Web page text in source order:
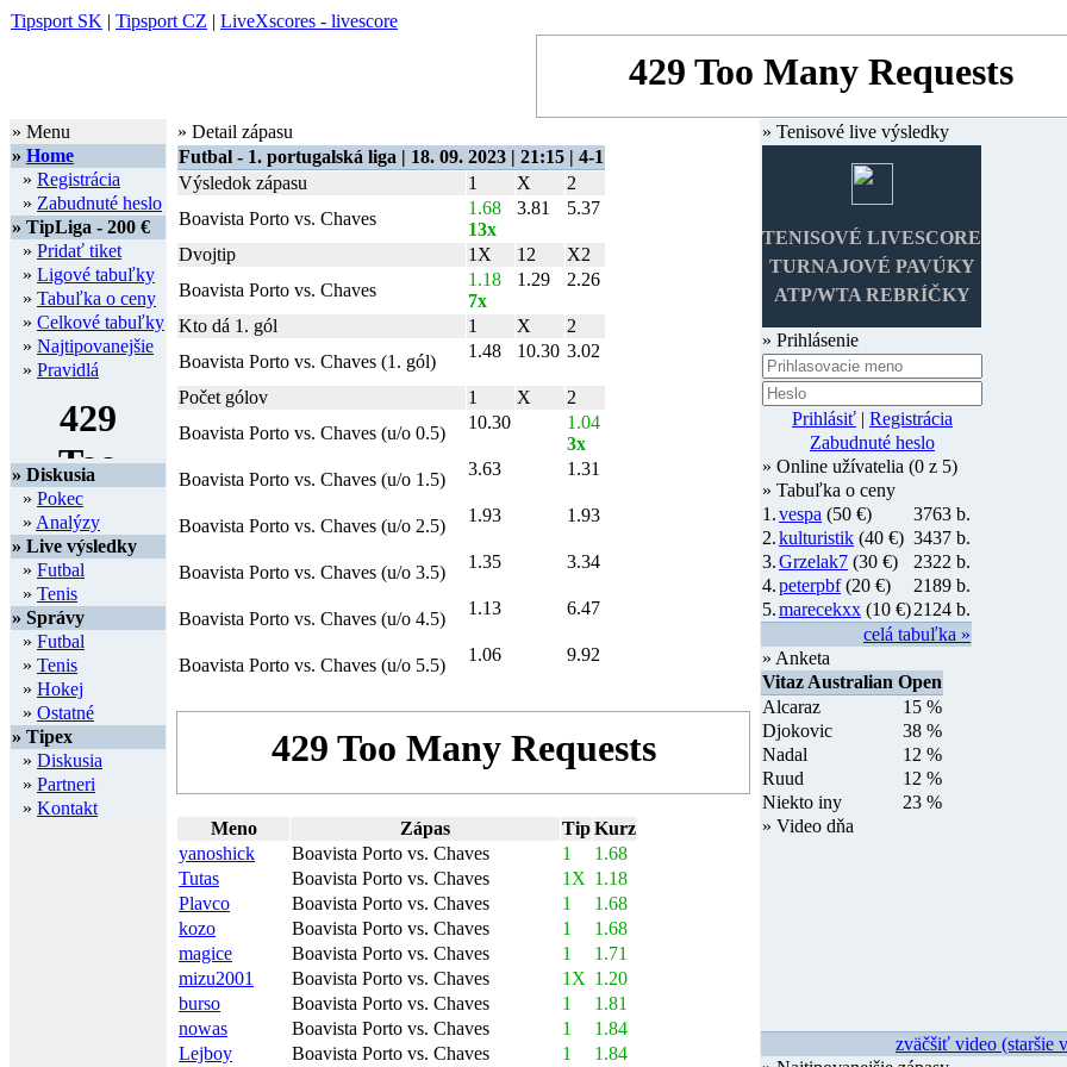
Tipsport SK | Tipsport CZ | LiveXscores - livescore
» Menu
» Home
» Registrácia
» Zabudnuté heslo
» TipLiga - 200 €
» Pridať tiket
» Ligové tabuľky
» Tabuľka o ceny
» Celkové tabuľky
» Najtipovanejšie
» Pravidlá
» Diskusia
» Pokec
» Analýzy
» Live výsledky
» Futbal
» Tenis
» Správy
» Futbal
» Tenis
» Hokej
» Ostatné
» Tipex
» Diskusia
» Partneri
» Kontakt
» Detail zápasu
Futbal - 1. portugalská liga | 18. 09. 2023 | 21:15 | 4-1
Výsledok zápasu
1 X
2
Boavista Porto vs. Chaves
1.68
13x
3.81 5.37
Dvojtip 1X 12
X2
Boavista Porto vs. Chaves
1.18
7x
1.29 2.26
Kto dá 1. gól 1 X
2
Boavista Porto vs. Chaves (1. gól)
1.48 10.30 3.02
Počet gólov 1 X
2
Boavista Porto vs. Chaves (u/o 0.5)
10.30
1.04
3x
Boavista Porto vs. Chaves (u/o 1.5)
3.63 1.31
Boavista Porto vs. Chaves (u/o 2.5)
1.93 1.93
Boavista Porto vs. Chaves (u/o 3.5)
1.35 3.34
Boavista Porto vs. Chaves (u/o 4.5)
1.13 6.47
Boavista Porto vs. Chaves (u/o 5.5)
1.06 9.92
Meno Zápas TipKurz
yanoshick
Boavista Porto vs. Chaves 1
1.68
Tutas
Boavista Porto vs. Chaves 1X 1.18
Plavco
Boavista Porto vs. Chaves 1
1.68
kozo
Boavista Porto vs. Chaves 1
1.68
magice
Boavista Porto vs. Chaves 1
1.71
mizu2001
Boavista Porto vs. Chaves 1X 1.20
burso
Boavista Porto vs. Chaves 1
1.81
nowas
Boavista Porto vs. Chaves 1
1.84
Lejboy
Boavista Porto vs. Chaves 1 1.84
» Tenisové live výsledky
TENISOVÉ LIVESCORE
TURNAJOVÉ PAVÚKY
ATP/WTA REBRÍČKY
» Prihlásenie
Prihlásiť | Registrácia
Zabudnuté heslo
» Online užívatelia (0 z 5)
» Tabuľka o ceny
1.vespa (50 €)
3763 b.
2.kulturistik (40 €) 3437 b.
3.Grzelak7 (30 €)
2322 b.
4.peterpbf(20 €)
2189 b.
5.marecekxx (10 €)2124 b.
celá tabuľka »
» Anketa
Vitaz Australian Open
Alcaraz
15 %
Djokovic
38 %
Nadal
12 %
Ruud
12 %
Niekto iny
23 %
» Video dňa
zväčšiť video (staršie